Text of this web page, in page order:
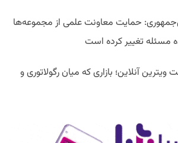
حمایت معاونت علمی از مجموعه‌ها
مسئله تغییر کرده است
آنلاین؛ بازاری که میان رگولاتوری و